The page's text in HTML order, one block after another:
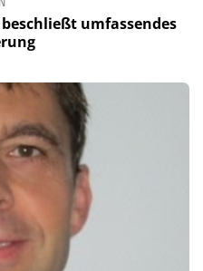
umfassendes